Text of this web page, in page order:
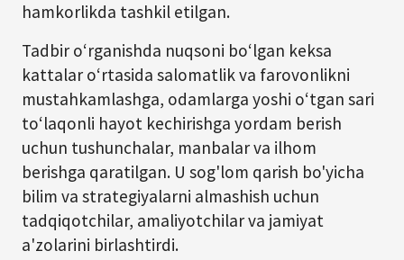
hamkorlikda tashkil etilgan.
Tadbir o‘rganishda nuqsoni bo‘lgan keksa
kattalar o‘rtasida salomatlik va farovonlikni
mustahkamlashga, odamlarga yoshi o‘tgan sari
to‘laqonli hayot kechirishga yordam berish
uchun tushunchalar, manbalar va ilhom
berishga qaratilgan. U sog'lom qarish bo'yicha
bilim va strategiyalarni almashish uchun
tadqiqotchilar, amaliyotchilar va jamiyat
a'zolarini birlashtirdi.